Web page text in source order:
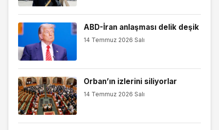
ABD-İran anlaşması delik deşik
14 Temmuz 2026 Salı
Orban’ın izlerini siliyorlar
14 Temmuz 2026 Salı